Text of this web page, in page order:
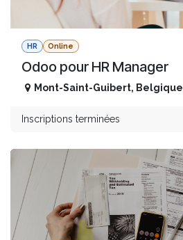
HR Online
Odoo pour HR Manager
Mont-Saint-Guibert, Belgique
Inscriptions terminées